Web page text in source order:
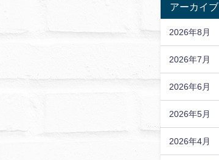
アーカイブ
2026年8月
2026年7月
2026年6月
2026年5月
2026年4月